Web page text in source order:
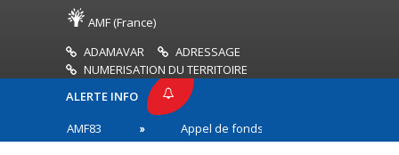
AMF (France)
ADAMAVAR
ADRESSAGE
NUMERISATION DU TERRITOIRE
ALERTE INFO
AMF83
Appel de fonds incendies de forêt
en première ligne